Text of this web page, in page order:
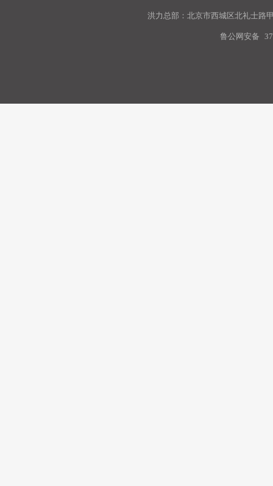
洪力总部：北京市西城区北礼士路
鲁公网安备